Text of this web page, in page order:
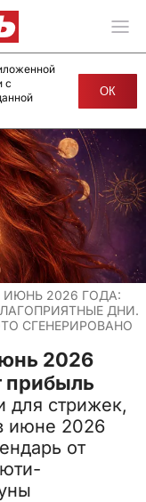
2026 ГОДА:
ДНИ.
СГЕНЕРИРОВАНО
2026
прибыль
для стрижек,
июне 2026
от
с
ОК